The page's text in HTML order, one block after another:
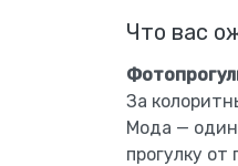
Что вас
За
Мода —
прогулку